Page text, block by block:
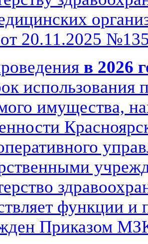
20.11.2025
в 2026
использования
имущества,
функции и
Приказом